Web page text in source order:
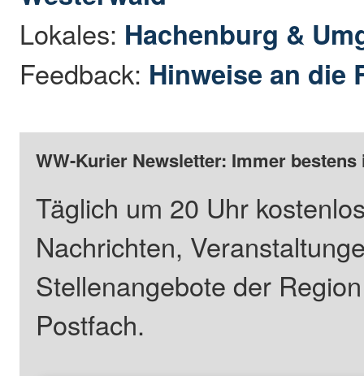
Lokales: Hachenburg &
Feedback: Hinweise an die
WW-Kurier Newsletter: Immer
Täglich um 20 Uhr
Nachrichten,
Stellenangebote der
Postfach.